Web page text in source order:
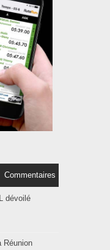
Commentaires
dévoilé
Réunion